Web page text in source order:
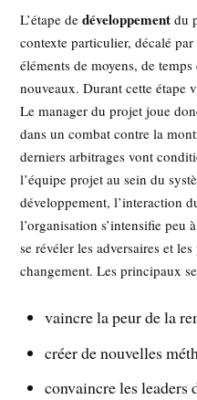
L’étape dedéveloppement du
contexte particulier, décalé
éléments de moyens, de
nouveaux. Durant cette étape
Le manager du projet joue
dans un combat contre la
derniers arbitrages vont
l’équipe projet au sein du
développement, l’interaction
l’organisation s’intensifie peu
se révéler les adversaires et
changement. Les principaux
vaincre la peur de la
créer de nouvelles
convaincre les leaders